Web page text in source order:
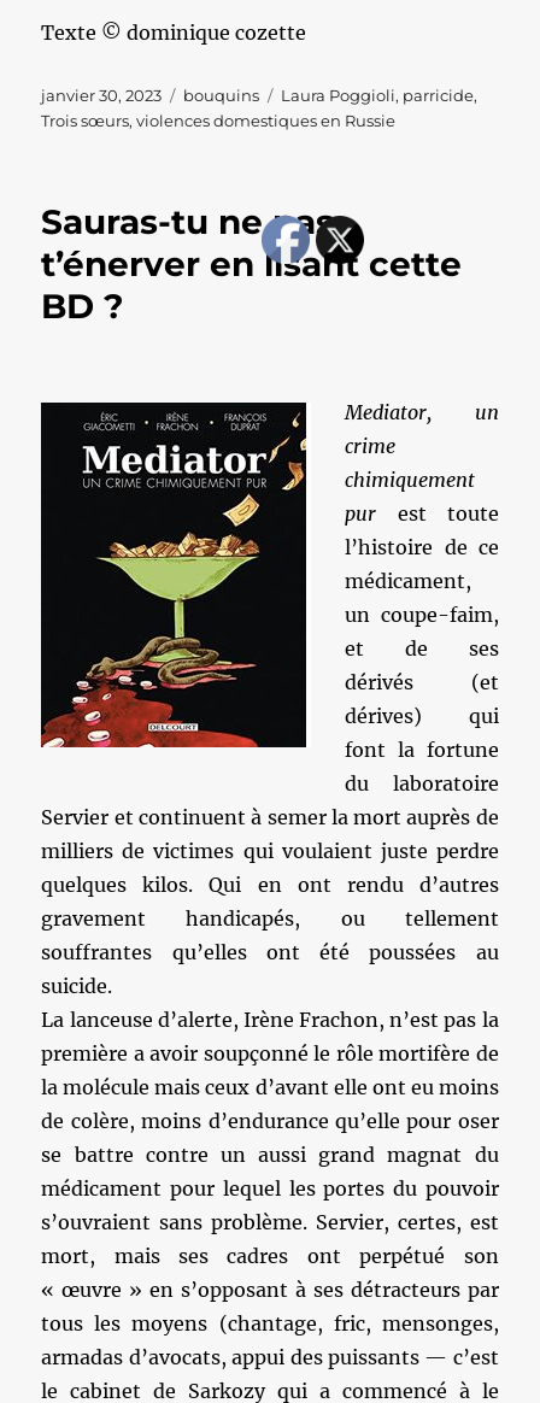
Texte © dominique cozette
Publié
le
janvier 30, 2023 Catégories
bouquins Étiquettes
Laura Poggioli, parricide,
Trois sœurs,violences domestiques en Russie
Sauras-tu ne pas
t’énerver en lisant cette
BD ?
Mediator, un
crime
chimiquement
pur est toute
l’histoire de ce
médicament,
un coupe-faim,
et de ses
dérivés (et
dérives) qui
font la fortune
du laboratoire
Servier et continuent à semer la mort auprès de
milliers de victimes qui voulaient juste perdre
quelques kilos. Qui en ont rendu d’autres
gravement handicapés, ou tellement
souffrantes qu’elles ont été poussées au
suicide.
La lanceuse d’alerte, Irène Frachon, n’est pas la
première a avoir soupçonné le rôle mortifère de
la molécule mais ceux d’avant elle ont eu moins
de colère, moins d’endurance qu’elle pour oser
se battre contre un aussi grand magnat du
médicament pour lequel les portes du pouvoir
s’ouvraient sans problème. Servier, certes, est
mort, mais ses cadres ont perpétué son
« œuvre » en s’opposant à ses détracteurs par
tous les moyens (chantage, fric, mensonges,
armadas d’avocats, appui des puissants — c’est
le cabinet de Sarkozy qui a commencé à le